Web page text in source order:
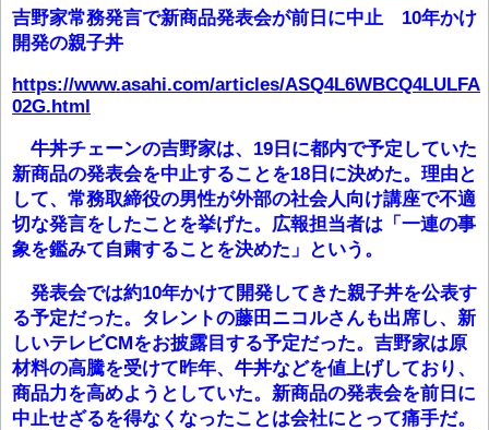
吉野家常務発言で新商品発表会が前日に中止 10年かけ
開発の親子丼
https://www.asahi.com/articles/ASQ4L6WBCQ4LULFA
02G.html
牛丼チェーンの吉野家は、19日に都内で予定していた
新商品の発表会を中止することを18日に決めた。理由と
して、常務取締役の男性が外部の社会人向け講座で不適
切な発言をしたことを挙げた。広報担当者は「一連の事
象を鑑みて自粛することを決めた」という。
発表会では約10年かけて開発してきた親子丼を公表す
る予定だった。タレントの藤田ニコルさんも出席し、新
しいテレビCMをお披露目する予定だった。吉野家は原
材料の高騰を受けて昨年、牛丼などを値上げしており、
商品力を高めようとしていた。新商品の発表会を前日に
中止せざるを得なくなったことは会社にとって痛手だ。